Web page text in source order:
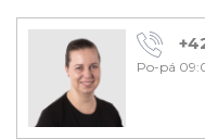
Po-pá